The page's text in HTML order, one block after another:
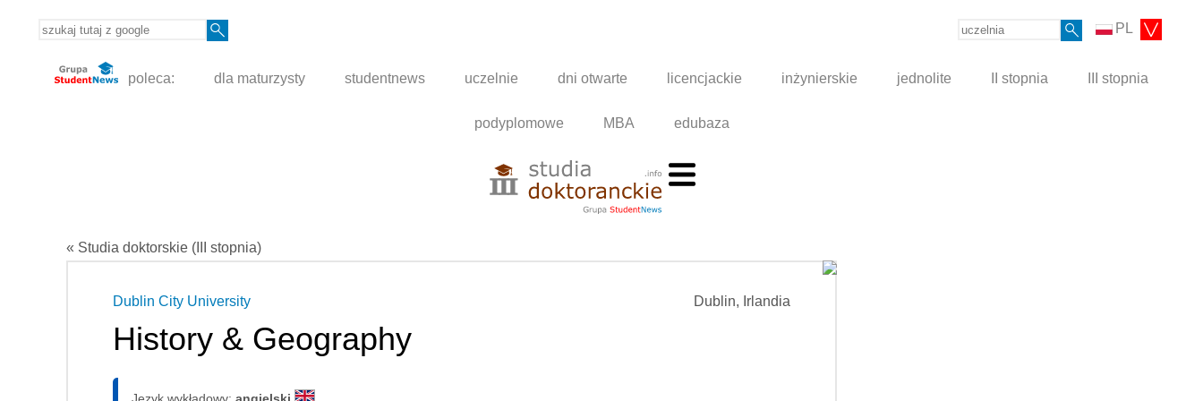
PL
poleca: dla maturzysty studentnews uczelnie dni otwarte licencjackie inżynierskie jednolite II stopnia III stopnia
podyplomowe MBA edubaza
« Studia doktorskie (III stopnia)
Dublin, Irlandia
Dublin City University
History & Geography
Język wykładowy: angielski